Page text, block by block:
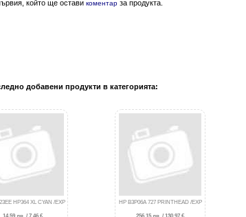
който ще остави коментар за продукта.
добавени продукти в категорията:
HP364 XL CYAN /EXP
14.59 лв. / 7.46 €
HP B3P06A 727 PRINTHEAD /EXP
256.15 лв. / 130.97 €